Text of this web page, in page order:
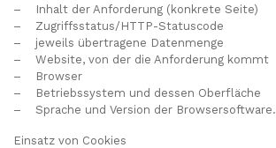
– Inhalt der Anforderung (konkrete Seite)
– Zugriffsstatus/HTTP-Statuscode
– jeweils übertragene Datenmenge
– Website, von der die Anforderung kommt
– Browser
– Betriebssystem und dessen Oberfläche
– Sprache und Version der Browsersoftware.
Einsatz von Cookies